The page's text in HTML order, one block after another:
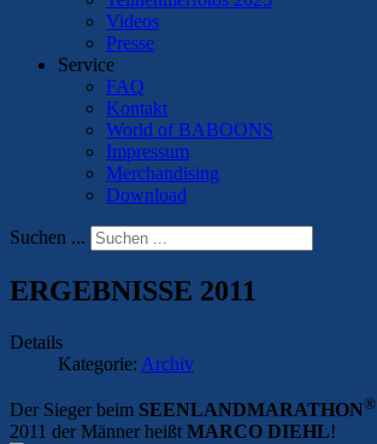
Videos
Presse
Service
FAQ
Kontakt
World of BABOONS
Impressum
Merchandising
Download
Suchen ...
ERGEBNISSE 2011
Details
Kategorie: Archiv
Der Sieger beim SEENLANDMARATHON®
2011 der Männer heißt MARCO DIEHL!